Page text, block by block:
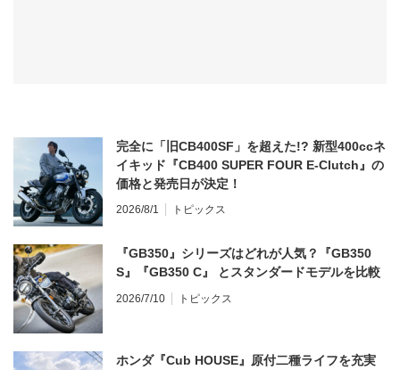
完全に「旧CB400SF」を超えた!? 新型400ccネ
イキッド『CB400 SUPER FOUR E-Clutch』の
価格と発売日が決定！
2026/8/1 トピックス
『GB350』シリーズはどれが人気？『GB350
S』『GB350 C』 とスタンダードモデルを比較
2026/7/10 トピックス
ホンダ『Cub HOUSE』原付二種ライフを充実